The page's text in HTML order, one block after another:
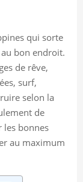
qui sorte
bon endroit.
de rêve,
surf,
selon la
de
les bonnes
au maximum